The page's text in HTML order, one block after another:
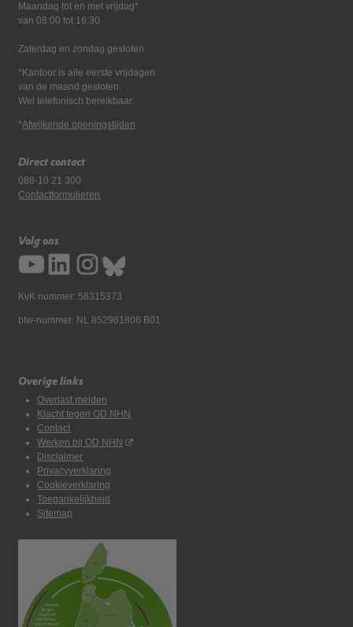
Maandag tot en met vrijdag*
van 08:00 tot 16:30
Zaterdag en zondag gesloten
*Kantoor is alle eerste vrijdagen
van de maand gesloten.
Wel telefonisch bereikbaar.
*Afwijkende openingstijden
Direct contact
088-10 21 300
Contactformulieren
Volg ons
KvK nummer: 58315373
btw-nummer: NL 852981806 B01
Overige links
Overlast melden
Klacht tegen OD NHN
Contact
Werken bij OD NHN
Disclaimer
Privacyverklaring
Cookieverklaring
Toegankelijkheid
Sitemap